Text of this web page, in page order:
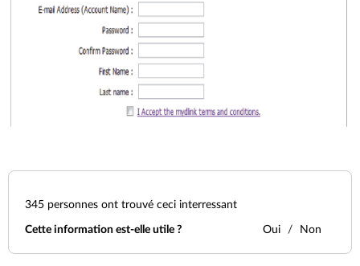
345 personnes ont trouvé ceci interressant
Cette information est-elle utile ? Oui Non